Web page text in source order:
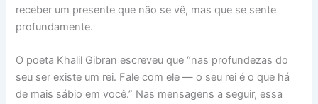
receber um presente que não se vê, mas que se sente
profundamente.
O poeta Khalil Gibran escreveu que “nas profundezas do
seu ser existe um rei. Fale com ele — o seu rei é o que há
de mais sábio em você.” Nas mensagens a seguir, essa